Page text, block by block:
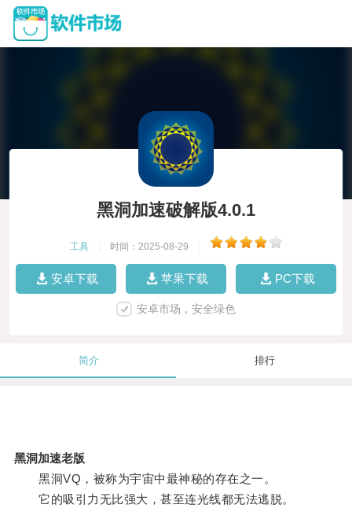
黑洞加速破解版4.0.1
工具 时间：2025-08-29
安卓下载 苹果下载 PC下载
安卓市场，安全绿色
简介 排行
黑洞加速老版
黑洞VQ，被称为宇宙中最神秘的存在之一。
它的吸引力无比强大，甚至连光线都无法逃脱。